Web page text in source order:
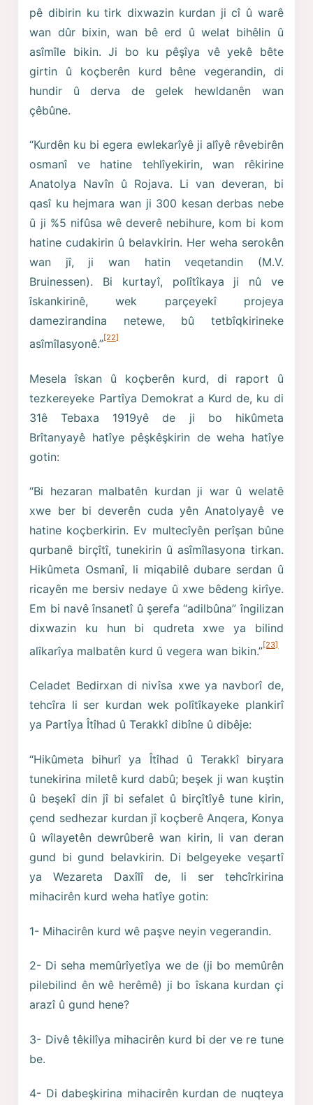
pê dibirin ku tirk dixwazin kurdan ji cî û warê
wan dûr bixin, wan bê erd û welat bihêlin û
asîmîle bikin. Ji bo ku pêşîya vê yekê bête
girtin û koçberên kurd bêne vegerandin, di
hundir û derva de gelek hewldanên wan
çêbûne.
“Kurdên ku bi egera ewlekarîyê ji alîyê rêvebirên
osmanî ve hatine tehlîyekirin, wan rêkirine
Anatolya Navîn û Rojava. Li van deveran, bi
qasî ku hejmara wan ji 300 kesan derbas nebe
û ji %5 nifûsa wê deverê nebihure, kom bi kom
hatine cudakirin û belavkirin. Her weha serokên
wan jî, ji wan hatin veqetandin (M.V.
Bruinessen). Bi kurtayî, polîtîkaya ji nû ve
îskankirinê, wek parçeyekî projeya
damezirandina netewe, bû tetbîqkirineke
asîmîlasyonê.”[22]
Mesela îskan û koçberên kurd, di raport û
tezkereyeke Partîya Demokrat a Kurd de, ku di
31ê Tebaxa 1919yê de ji bo hikûmeta
Brîtanyayê hatîye pêşkêşkirin de weha hatîye
gotin:
“Bi hezaran malbatên kurdan ji war û welatê
xwe ber bi deverên cuda yên Anatolyayê ve
hatine koçberkirin. Ev multecîyên perîşan bûne
qurbanê birçîtî, tunekirin û asîmîlasyona tirkan.
Hikûmeta Osmanî, li miqabilê dubare serdan û
ricayên me bersiv nedaye û xwe bêdeng kirîye.
Em bi navê însanetî û şerefa “adilbûna” îngilizan
dixwazin ku hun bi qudreta xwe ya bilind
alîkarîya malbatên kurd û vegera wan bikin.”[23]
Celadet Bedirxan di nivîsa xwe ya navborî de,
tehcîra li ser kurdan wek polîtîkayeke plankirî
ya Partîya Îtîhad û Terakkî dibîne û dibêje:
“Hikûmeta bihurî ya Îtîhad û Terakkî biryara
tunekirina miletê kurd dabû; beşek ji wan kuştin
û beşekî din jî bi sefalet û birçîtîyê tune kirin,
çend sedhezar kurdan jî koçberê Anqera, Konya
û wîlayetên dewrûberê wan kirin, li van deran
gund bi gund belavkirin. Di belgeyeke veşartî
ya Wezareta Daxîlî de, li ser tehcîrkirina
mihacirên kurd weha hatîye gotin:
1- Mihacirên kurd wê paşve neyin vegerandin.
2- Di seha memûrîyetîya we de (ji bo memûrên
pilebilind ên wê herêmê) ji bo îskana kurdan çi
arazî û gund hene?
3- Divê têkilîya mihacirên kurd bi der ve re tune
be.
4- Di dabeşkirina mihacirên kurdan de nuqteya